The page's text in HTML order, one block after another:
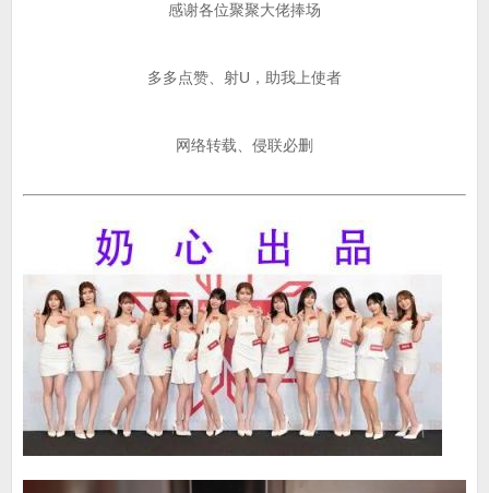
感谢各位聚聚大佬捧场
多多点赞、射U，助我上使者
网络转载、侵联必删